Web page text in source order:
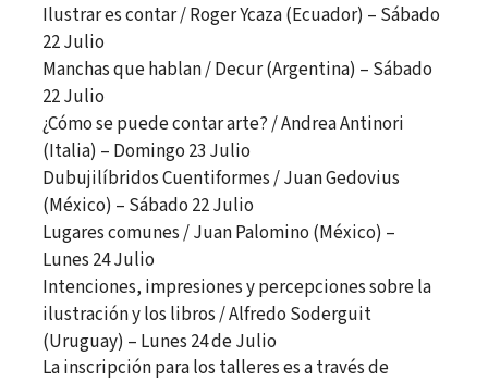
Ilustrar es contar / Roger Ycaza (Ecuador) – Sábado
22 Julio
Manchas que hablan / Decur (Argentina) – Sábado
22 Julio
¿Cómo se puede contar arte? / Andrea Antinori
(Italia) – Domingo 23 Julio
Dubujilíbridos Cuentiformes / Juan Gedovius
(México) – Sábado 22 Julio
Lugares comunes / Juan Palomino (México) –
Lunes 24 Julio
Intenciones, impresiones y percepciones sobre la
ilustración y los libros / Alfredo Soderguit
(Uruguay) – Lunes 24 de Julio
La inscripción para los talleres es a través de